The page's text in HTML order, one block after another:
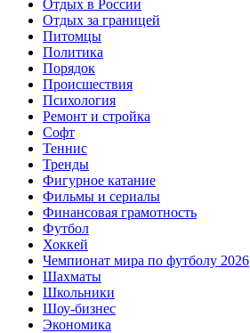
Отдых в России
Отдых за границей
Питомцы
Политика
Порядок
Происшествия
Психология
Ремонт и стройка
Софт
Теннис
Тренды
Фигурное катание
Фильмы и сериалы
Финансовая грамотность
Футбол
Хоккей
Чемпионат мира по футболу 2026
Шахматы
Школьники
Шоу-бизнес
Экономика